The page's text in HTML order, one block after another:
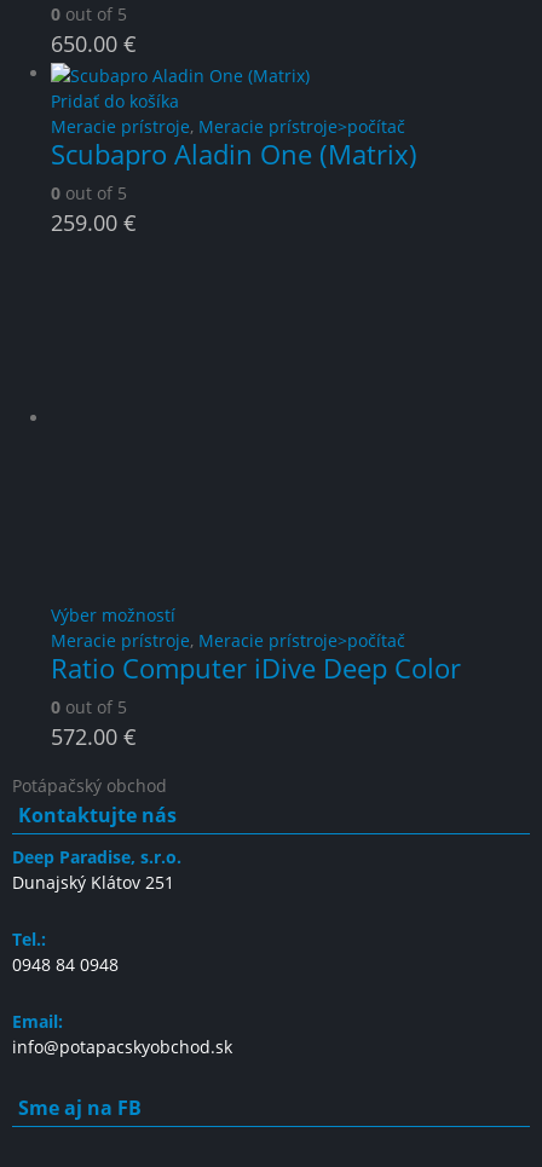
0 out of 5
650.00 €
Pridať do košíka
Meracie prístroje, Meracie prístroje>počítač
Scubapro Aladin One (Matrix)
0 out of 5
259.00 €
Výber možnostíThis
product
has
multiple
be
chosen
on
Meracie prístroje, Meracie prístroje>počítač
Ratio Computer iDive Deep Color
0 out of 5
572.00 €
Potápačský obchod
Kontaktujte nás
Deep Paradise, s.r.o.
Dunajský Klátov 251
Tel.:
0948 84 0948
Email:
info@potapacskyobchod.sk
Sme aj na FB